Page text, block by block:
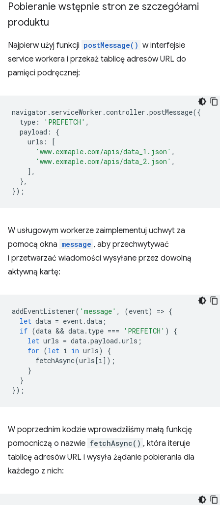
Pobieranie wstępnie stron ze szczegółami
produktu
Najpierw użyj funkcji postMessage() w interfejsie
service workera i przekaż tablicę adresów URL do
pamięci podręcznej:
navigator . serviceWorker .controller .postMessage({
type : 'PREFETCH' ,
payload :
{
urls :
[
'www.exmaple.com/apis/data_1.json' ,
'www.exmaple.com/apis/data_2.json' ,
],
},
});
W usługowym workerze zaimplementuj uchwyt za
pomocą okna message , aby przechwytywać
i przetwarzać wiadomości wysyłane przez dowolną
aktywną kartę:
addEventListener( 'message' , (event) => {
let data = event.data ;
if (data && data. type === 'PREFETCH' )
{
let urls = data.payload .urls ;
for (let i in urls)
{
fetchAsync(urls[i]);
}
}
});
W poprzednim kodzie wprowadziliśmy małą funkcję
pomocniczą o nazwie fetchAsync() , która iteruje
tablicę adresów URL i wysyła żądanie pobierania dla
każdego z nich: